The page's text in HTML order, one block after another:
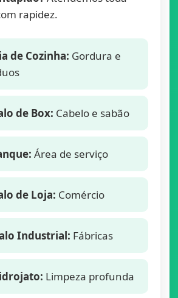
rapidez.
de Cozinha: Gordura e
de Box: Cabelo e sabão
Área de serviço
de Loja: Comércio
Industrial: Fábricas
Limpeza profunda